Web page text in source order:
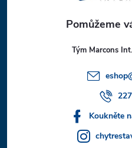
Tým Marcons Int.
eshop
Koukněte